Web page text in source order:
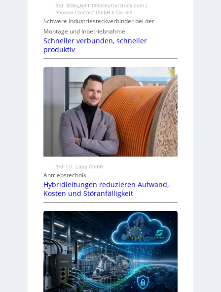
Bild: ©Sky_light1000/shutterstock.com /
Phoenix Contact GmbH & Co. KG
Schwere Industriesteckverbinder bei der
Montage und Inbetriebnahme
Schneller verbunden, schneller
produktiv
Bild: U.I. Lapp GmbH
Antriebstechnik
Hybridleitungen reduzieren Aufwand,
Kosten und Störanfälligkeit